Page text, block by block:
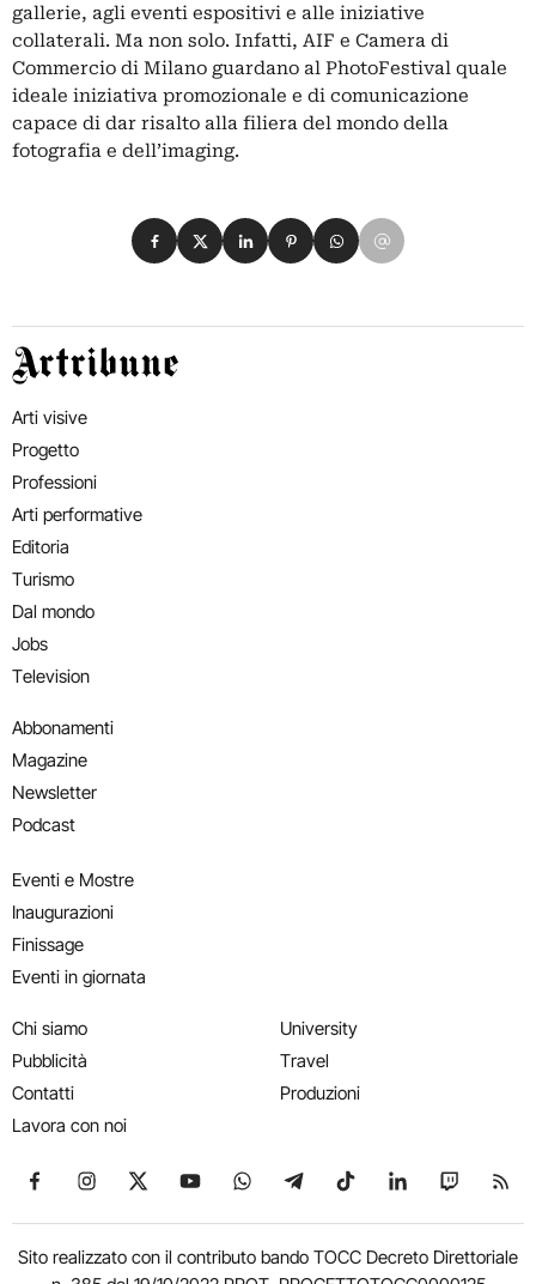
gallerie, agli eventi espositivi e alle iniziative
collaterali. Ma non solo. Infatti, AIF e Camera di
Commercio di Milano guardano al PhotoFestival quale
ideale iniziativa promozionale e di comunicazione
capace di dar risalto alla filiera del mondo della
fotografia e dell’imaging.
Condividi su Facebook
Condividi su X
Condividi su LinkedIn
Condividi su Pinterest
Condividi su WhatsApp
Condividi su Email
Artribune
Arti visive
Progetto
Professioni
Arti performative
Editoria
Turismo
Dal mondo
Jobs
Television
Abbonamenti
Magazine
Newsletter
Podcast
Eventi e Mostre
Inaugurazioni
Finissage
Eventi in giornata
Chi siamo
Pubblicità
Contatti
Lavora con noi
University
Travel
Produzioni
Seguici su Facebook
Seguici su Instagram
Seguici su X
Seguici su YouTube
Seguici su WhatsApp
Seguici su Telegram
Seguici su TikTok
Seguici su
Seguici
Sito realizzato con il contributo bando TOCC Decreto Direttoriale